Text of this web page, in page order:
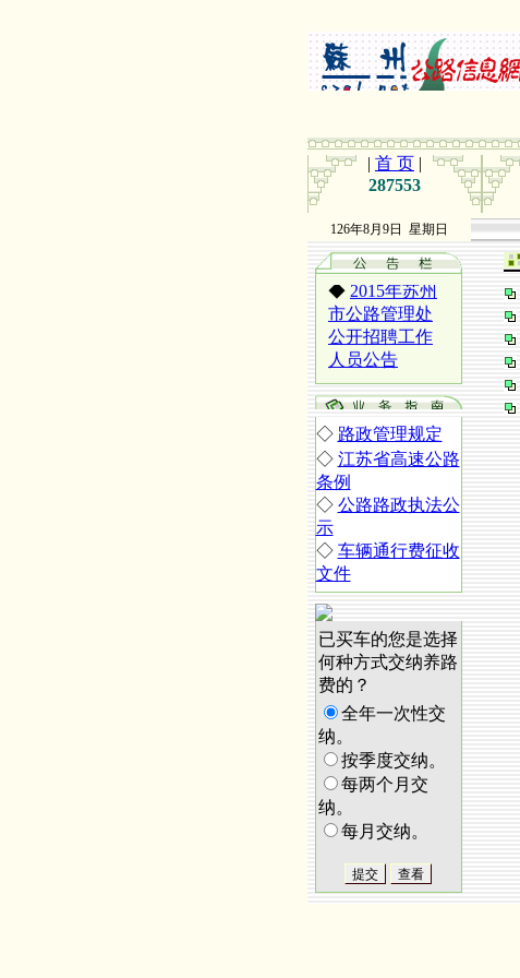
| 首 页 |
287553
126年8月9日 星期日
◆ 2015年苏州
市公路管理处
公开招聘工作
人员公告
◆ 行政执法公
示
◆ 行政许可结
果公示
◇ 路政管理规定
◇ 江苏省高速公路
条例
◇ 公路路政执法公
示
◇ 车辆通行费征收
文件
已买车的您是选择
何种方式交纳养路
费的？
全年一次性交
纳。
按季度交纳。
每两个月交
纳。
每月交纳。